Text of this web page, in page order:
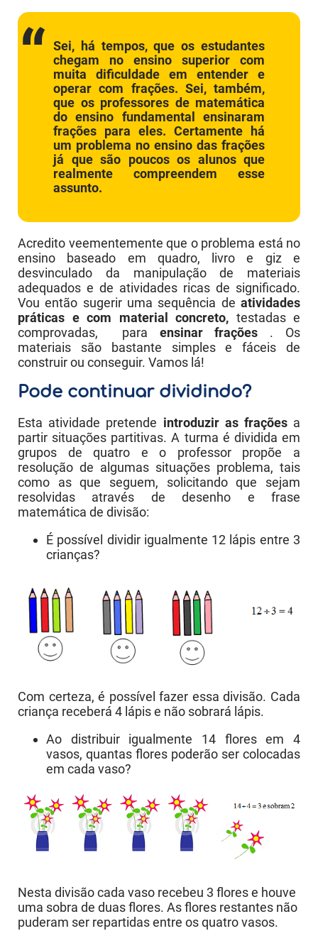
Sei, há tempos, que os estudantes
chegam no ensino superior com
muita dificuldade em entender e
operar com frações. Sei, também,
que os professores de matemática
do ensino fundamental ensinaram
frações para eles. Certamente há
um problema no ensino das frações
já que são poucos os alunos que
realmente compreendem esse
assunto.
Acredito veementemente que o problema está no
ensino baseado em quadro, livro e giz e
desvinculado da manipulação de materiais
adequados e de atividades ricas de significado.
Vou então sugerir uma sequência de atividades
práticas e com material concreto, testadas e
comprovadas,
para ensinar frações . Os
materiais são bastante simples e fáceis de
construir ou conseguir. Vamos lá!
Pode continuar dividindo?
Esta atividade pretende introduzir as fraçõesa
partir situações partitivas. A turma é dividida em
grupos de quatro e o professor propõe a
resolução de algumas situações problema, tais
como as que seguem, solicitando que sejam
resolvidas através de desenho e frase
matemática de divisão:
É possível dividir igualmente 12 lápis entre 3
crianças?
Com certeza, é possível fazer essa divisão. Cada
criança receberá 4 lápis e não sobrará lápis.
Ao distribuir igualmente 14 flores em 4
vasos, quantas flores poderão ser colocadas
em cada vaso?
Nesta divisão cada vaso recebeu 3 flores e houve
uma sobra de duas flores. As flores restantes não
puderam ser repartidas entre os quatro vasos.